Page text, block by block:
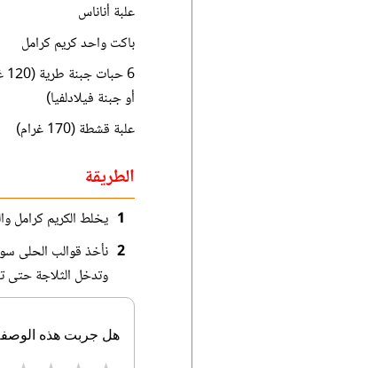
علبة أناناس
باكت واحد كريم كرامل
أو جبنة فيلادلفيا)
علبة قشطة (170 غرام)
الطريقة
1 يخلط الكريم كرامل
2 نأخذ قوالب الحلى
وتدخل الثلاجة حتى
هل جربت هذه